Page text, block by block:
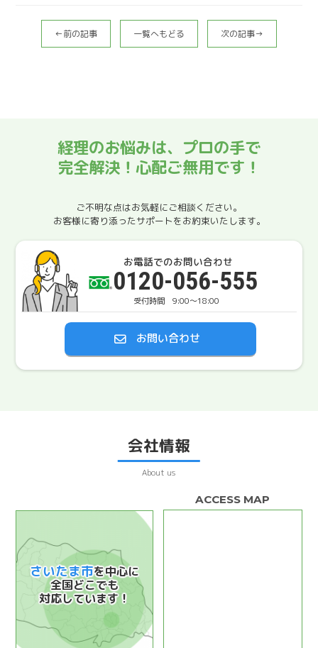
←前の記事 一覧へもどる 次の記事→
経理のお悩みは、プロの手で
完全解決！心配ご無用です！
ご不明な点はお気軽にご相談ください。
お客様に寄り添ったサポートをお約束いたします。
お電話でのお問い合わせ
0120-056-555
9:00〜18:00
お問い合わせ
会社情報
About us
さいたま市を中心に
全国どこでも
対応しています！